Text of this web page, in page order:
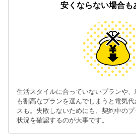
安くならない場合も
生活スタイルに合っていないプランや
も割高なプランを選んでしまうと電気
スも。失敗しないためにも、契約中の
状況を確認するのが大事です。